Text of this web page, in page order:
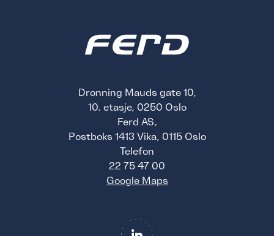
Dronning Mauds gate 10,
10. etasje, 0250 Oslo
Ferd AS,
Postboks 1413 Vika, 0115 Oslo
Telefon
22 75 47 00
Google Maps